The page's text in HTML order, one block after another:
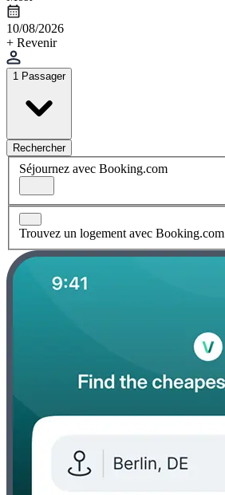
10/08/2026
+ Revenir
1 Passager
Rechercher
Séjournez avec Booking.com
Trouvez un logement avec Booking.com